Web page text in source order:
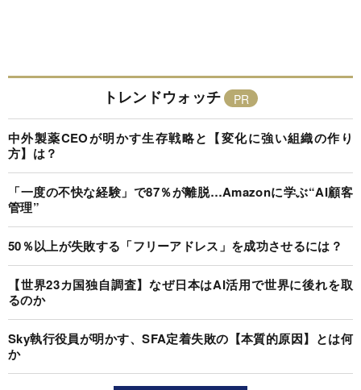
トレンドウォッチ
中外製薬CEOが明かす生存戦略と【変化に強い組織の作り
方】は？
「一度の不快な経験」で87％が離脱…Amazonに学ぶ“AI顧客
管理”
50％以上が失敗する「フリーアドレス」を成功させるには？
【世界23カ国独自調査】なぜ日本はAI活用で世界に後れを取
るのか
Sky執行役員が明かす、SFA定着失敗の【本質的原因】とは何
か